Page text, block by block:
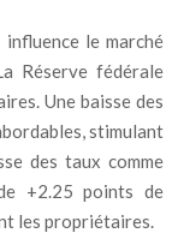
le marché
Réserve fédérale
Une baisse des
stimulant
des taux comme
+2.25 points de
les propriétaires.